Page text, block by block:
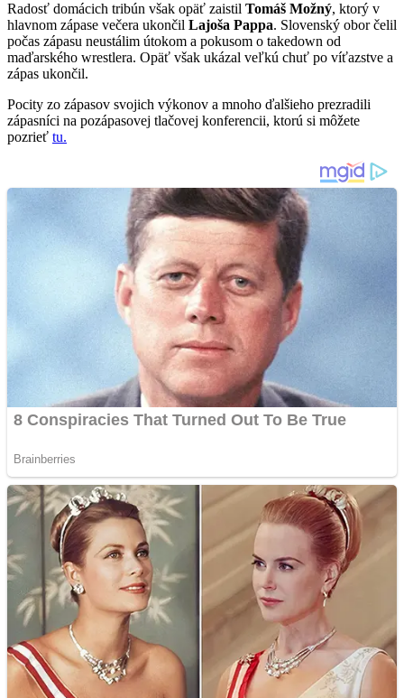
Radosť domácich tribún však opäť zaistil Tomáš Možný, ktorý v
hlavnom zápase večera ukončil Lajoša Pappa. Slovenský obor čelil
počas zápasu neustálim útokom a pokusom o takedown od
maďarského wrestlera. Opäť však ukázal veľkú chuť po víťazstve a
zápas ukončil.
Pocity zo zápasov svojich výkonov a mnoho ďalšieho prezradili
zápasníci na pozápasovej tlačovej konferencii, ktorú si môžete
pozrieť tu.